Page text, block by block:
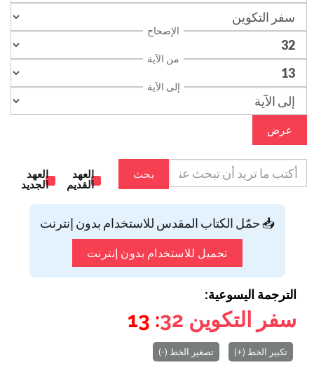
الإصحاح
من الآية
إلى الآية
عرض
بحث
العهد
القديم
العهد
الجديد
📥 حمّل الكتاب المقدس للاستخدام بدون إنترنت
تحميل للاستخدام بدون إنترنت
الترجمة اليسوعية:
سفر التكوين 32
: 13
تكبير الخط (+) تصغير الخط (-)